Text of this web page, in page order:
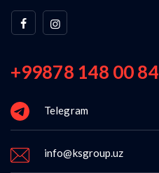
+99878 148 00 84
Telegram
info@ksgroup.uz